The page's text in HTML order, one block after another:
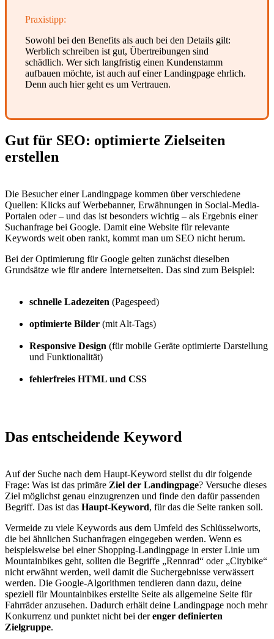
Praxistipp:
Sowohl bei den Benefits als auch bei den Details gilt:
Werblich schreiben ist gut, Übertreibungen sind
schädlich. Wer sich langfristig einen Kundenstamm
aufbauen möchte, ist auch auf einer Landingpage ehrlich.
Denn auch hier geht es um Vertrauen.
Gut für SEO: optimierte Zielseiten
erstellen
Die Besucher einer Landingpage kommen über verschiedene
Quellen: Klicks auf Werbebanner, Erwähnungen in Social-Media-
Portalen oder – und das ist besonders wichtig – als Ergebnis einer
Suchanfrage bei Google. Damit eine Website für relevante
Keywords weit oben rankt, kommt man um SEO nicht herum.
Bei der Optimierung für Google gelten zunächst dieselben
Grundsätze wie für andere Internetseiten. Das sind zum Beispiel:
schnelle Ladezeiten (Pagespeed)
optimierte Bilder (mit Alt-Tags)
Responsive Design (für mobile Geräte optimierte Darstellung
und Funktionalität)
fehlerfreies HTML und CSS
Das entscheidende Keyword
Auf der Suche nach dem Haupt-Keyword stellst du dir folgende
Frage: Was ist das primäre Ziel der Landingpage? Versuche dieses
Ziel möglichst genau einzugrenzen und finde den dafür passenden
Begriff. Das ist das Haupt-Keyword, für das die Seite ranken soll.
Vermeide zu viele Keywords aus dem Umfeld des Schlüsselworts,
die bei ähnlichen Suchanfragen eingegeben werden. Wenn es
beispielsweise bei einer Shopping-Landingpage in erster Linie um
Mountainbikes geht, sollten die Begriffe „Rennrad“ oder „Citybike“
nicht erwähnt werden, weil damit die Suchergebnisse verwässert
werden. Die Google-Algorithmen tendieren dann dazu, deine
speziell für Mountainbikes erstellte Seite als allgemeine Seite für
Fahrräder anzusehen. Dadurch erhält deine Landingpage noch mehr
Konkurrenz und punktet nicht bei derenger definierten
Zielgruppe.